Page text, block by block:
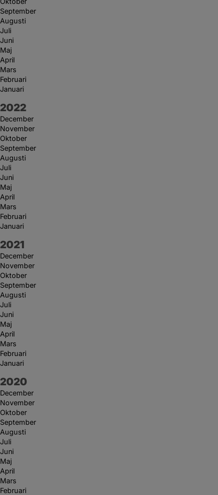
September
Augusti
Juli
Juni
Maj
April
Mars
Februari
Januari
År:
2022
December
November
Oktober
September
Augusti
Juli
Juni
Maj
April
Mars
Februari
Januari
År:
2021
December
November
Oktober
September
Augusti
Juli
Juni
Maj
April
Mars
Februari
Januari
År:
2020
December
November
Oktober
September
Augusti
Juli
Juni
Maj
April
Mars
Februari